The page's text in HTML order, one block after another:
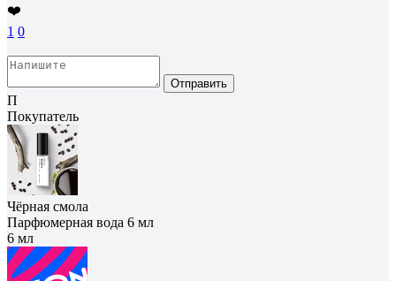
❤️
1 0
Отправить
П
Покупатель
Чёрная смола
Парфюмерная вода 6 мл
6 мл